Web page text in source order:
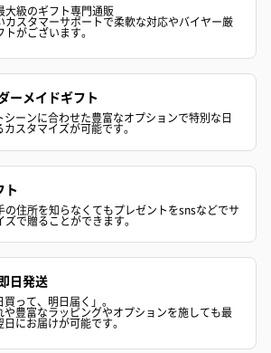
かき氷入浴剤4点セット
（イエロー）（748円）
バスフラワー
円）
カチ
チを同梱してお届けいたします。ギフトへ
大級のギフト専門通販
カスタマーサポートで柔軟な対応やバイヤー厳
トがございます。
ーメイドギフト
シーンに合わせた豊富なオプションで特別な日
カスタマイズが可能です。
ト
の住所を知らなくてもプレゼントをsnsなどでサ
ズで贈ることができます。
日発送
買って、明日届く」。
や豊富なラッピングやオプションを施しても最
日にお届けが可能です。